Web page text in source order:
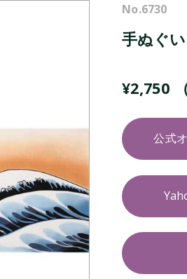
No.6730
手ぬぐい
¥2,750
公式